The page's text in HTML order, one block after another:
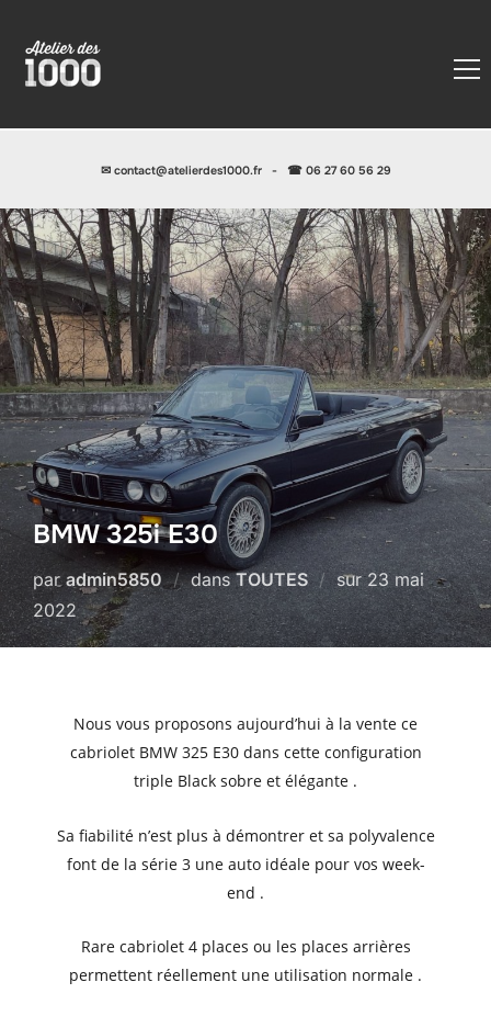
✉ contact@atelierdes1000.fr- ☎ 06 27 60 56 29
BMW 325i E30
par admin5850 dansTOUTES surPublié
le
23 mai
2022
Nous vous proposons aujourd’hui à la vente ce
cabriolet BMW 325 E30 dans cette configuration
triple Black sobre et élégante .
Sa fiabilité n’est plus à démontrer et sa polyvalence
font de la série 3 une auto idéale pour vos week-
end .
Rare cabriolet 4 places ou les places arrières
permettent réellement une utilisation normale .